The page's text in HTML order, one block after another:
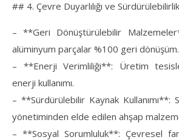
## 4. Çevre Duyarlılığı ve Sürdürülebilirlik
– **Geri Dönüştürülebilir
alüminyum parçalar %100 geri dönüşüm.
– **Enerji Verimliliği**: Üretim
enerji kullanımı.
– **Sürdürülebilir Kaynak Kullanımı**:
yönetiminden elde edilen ahşap
– **Sosyal Sorumluluk**: Çevresel